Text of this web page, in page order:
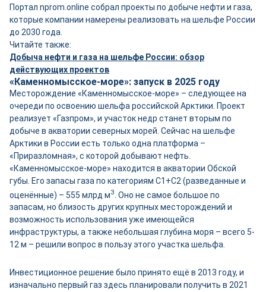
Портал nprom.online собрал проекты по добыче нефти и газа,
которые компании намерены реализовать на шельфе России
до 2030 года.
Читайте также:
Добыча нефти и газа на шельфе России: обзор
действующих проектов
«Каменномысское-море»: запуск в 2025 году
Месторождение «Каменномысское-море» – следующее на
очереди по освоению шельфа российской Арктики. Проект
реализует «Газпром», и участок недр станет вторым по
добыче в акватории северных морей. Сейчас на шельфе
Арктики в России есть только одна платформа –
«Приразломная», с которой добывают нефть.
«Каменномысское-море» находится в акватории Обской
губы. Его запасы газа по категориям С1+С2 (разведанные и
оценённые) – 555 млрд м3 . Оно не самое большое по
запасам, но близость других крупных месторождений и
возможность использования уже имеющейся
инфраструктуры, а также небольшая глубина моря – всего 5-
12 м – решили вопрос в пользу этого участка шельфа.
Инвестиционное решение было принято ещё в 2013 году, и
изначально первый газ здесь планировали получить в 2021